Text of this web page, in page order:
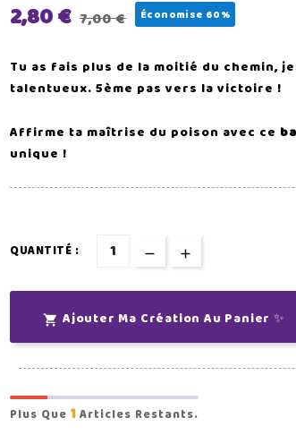
2,80 € 7,00 € Économise 60%
Tu as fais plus de la moitié du chemin,
talentueux. 5ème pas vers la victoire !
Affirme ta maîtrise du poison avec ce
unique !
QUANTITÉ :
 Ajouter Ma Création Au Panier ✨
Plus Que 1 Articles Restants.